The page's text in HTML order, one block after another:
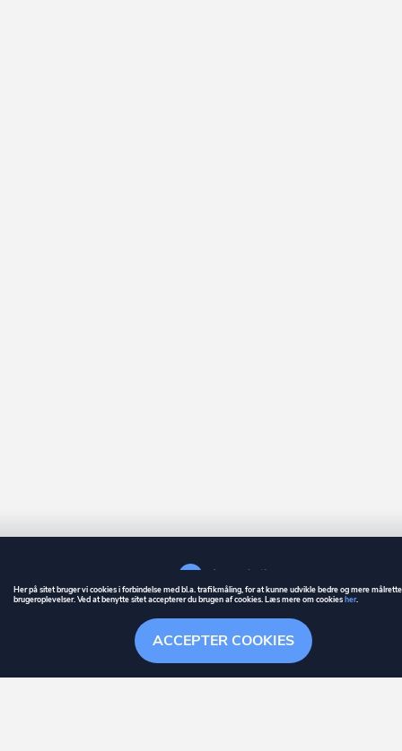
Søgehistorik Menu
GUIDE BETINGELSER
er et registreret varemærke tilhørende ownr ApS – CVR nr.: 36 40 88
Stationsparken 26. 2., 2600 Glostrup, info@ownr.dk
ACCEPTER COOKIES
Her på sitet bruger vi cookies i forbindelse med bl.a. trafikmåling, for at kunne udvikle bedre og mere
brugeroplevelser. Ved at benytte sitet accepterer du brugen af cookies. Læs mere om cookiesher.